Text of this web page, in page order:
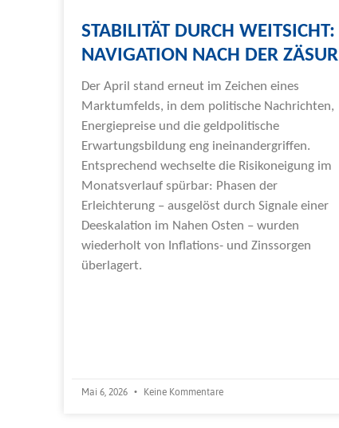
STABILITÄT DURCH WEITSICHT:
NAVIGATION NACH DER ZÄSUR
Der April stand erneut im Zeichen eines
Marktumfelds, in dem politische Nachrichten,
Energiepreise und die geldpolitische
Erwartungsbildung eng ineinandergriffen.
Entsprechend wechselte die Risikoneigung im
Monatsverlauf spürbar: Phasen der
Erleichterung – ausgelöst durch Signale einer
Deeskalation im Nahen Osten – wurden
wiederholt von Inflations- und Zinssorgen
überlagert.
Mai 6, 2026 Keine Kommentare